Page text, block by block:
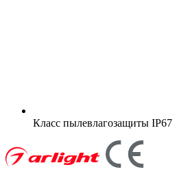
Класс пылевлагозащиты IP67